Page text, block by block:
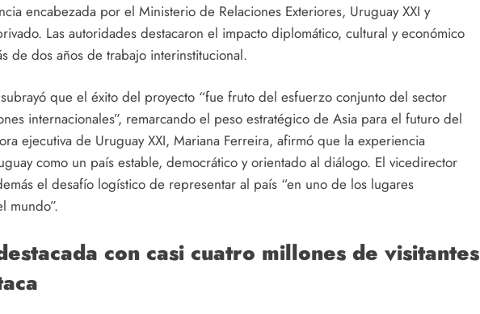
encabezada por el Ministerio de Relaciones Exteriores, Uruguay XXI y
Las autoridades destacaron el impacto diplomático, cultural y económico
de dos años de trabajo interinstitucional.
que el éxito del proyecto “fue fruto del esfuerzo conjunto del sector
internacionales”, remarcando el peso estratégico de Asia para el futuro del
ejecutiva de Uruguay XXI, Mariana Ferreira, afirmó que la experiencia
como un país estable, democrático y orientado al diálogo. El vicedirector
el desafío logístico de representar al país “en uno de los lugares
mundo”.
con casi cuatro millones de visitantes